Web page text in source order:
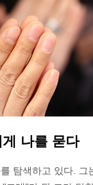
나를 묻다
탐색하고 있다. 그